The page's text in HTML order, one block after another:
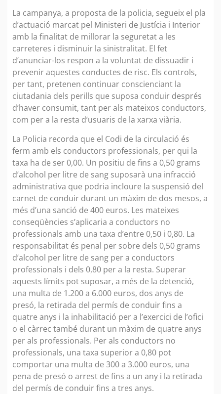
La campanya, a proposta de la policia, segueix el pla
d’actuació marcat pel Ministeri de Justícia i Interior
amb la finalitat de millorar la seguretat a les
carreteres i disminuir la sinistralitat. El fet
d’anunciar-los respon a la voluntat de dissuadir i
prevenir aquestes conductes de risc. Els controls,
per tant, pretenen continuar conscienciant la
ciutadania dels perills que suposa conduir després
d’haver consumit, tant per als mateixos conductors,
com per a la resta d’usuaris de la xarxa viària.
La Policia recorda que el Codi de la circulació és
ferm amb els conductors professionals, per qui la
taxa ha de ser 0,00. Un positiu de fins a 0,50 grams
d’alcohol per litre de sang suposarà una infracció
administrativa que podria incloure la suspensió del
carnet de conduir durant un màxim de dos mesos, a
més d’una sanció de 400 euros. Les mateixes
conseqüències s’aplicaria a conductors no
professionals amb una taxa d’entre 0,50 i 0,80. La
responsabilitat és penal per sobre dels 0,50 grams
d’alcohol per litre de sang per a conductors
professionals i dels 0,80 per a la resta. Superar
aquests límits pot suposar, a més de la detenció,
una multa de 1.200 a 6.000 euros, dos anys de
presó, la retirada del permís de conduir fins a
quatre anys i la inhabilitació per a l’exercici de l’ofici
o el càrrec també durant un màxim de quatre anys
per als professionals. Per als conductors no
professionals, una taxa superior a 0,80 pot
comportar una multa de 300 a 3.000 euros, una
pena de presó o arrest de fins a un any i la retirada
del permís de conduir fins a tres anys.